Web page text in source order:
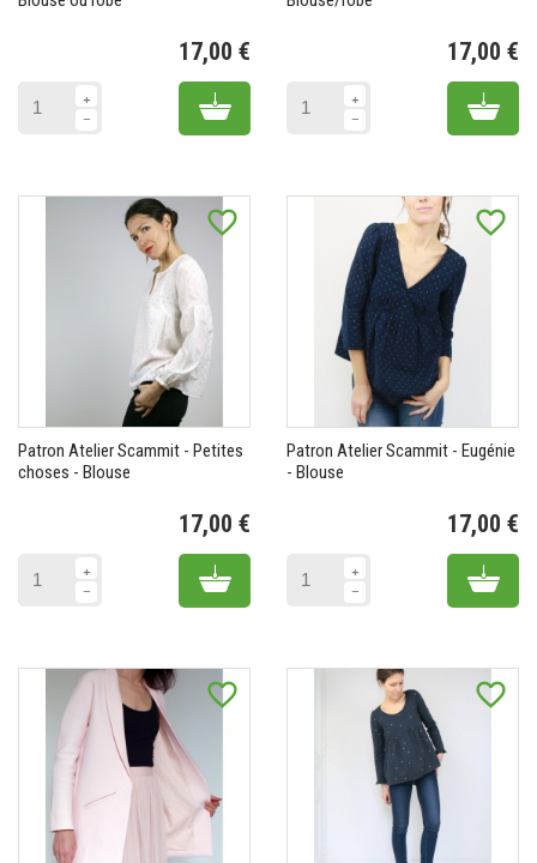
17,00 €
Add to cart
17,00 €
Add
favorite_border
Patron Atelier Scammit - Petites
choses - Blouse
17,00 €
Add to cart
favorite_border
Patron Atelier Scammit - Eugénie
- Blouse
17,00 €
Add
favorite_border favorite_border